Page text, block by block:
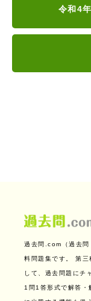
令和4
過去問.com（過去問
料問題集です。 第三
して、過去問題にチ
1問1答形式で解答・